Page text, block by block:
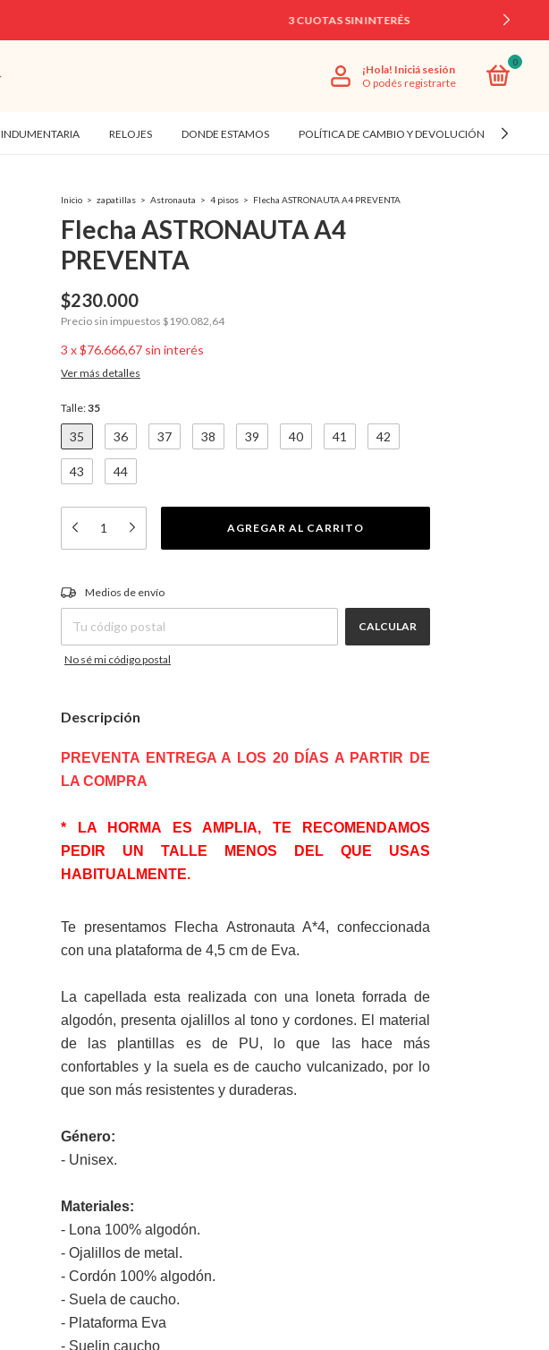
¡Hola! Iniciá sesión
O podés registrarte
0
INDUMENTARIA RELOJES DONDE ESTAMOS POLÍTICA DE CAMBIO Y DEVOLUCIÓN
Inicio > zapatillas > Astronauta > 4 pisos > Flecha ASTRONAUTA A4 PREVENTA
Flecha ASTRONAUTA A4
PREVENTA
$230.000
Precio sin impuestos $190.082,64
3 x$76.666,67 sin interés
Ver más detalles
Talle:35
35 36 37 38 39 40 41 42
43 44
Entregas para el CP:
Medios de envío
CALCULAR
No sé mi código postal
Descripción
PREVENTA ENTREGA A LOS 20 DÍAS A PARTIR DE
LA COMPRA
* LA HORMA ES AMPLIA, TE RECOMENDAMOS
PEDIR UN TALLE MENOS DEL QUE USAS
HABITUALMENTE.
Te presentamos Flecha Astronauta A*4, confeccionada
con una plataforma de 4,5 cm de Eva.
La capellada esta realizada con una loneta forrada de
algodón, presenta ojalillos al tono y cordones. El material
de las plantillas es de PU, lo que las hace más
confortables y la suela es de caucho vulcanizado, por lo
que son más resistentes y duraderas.
Género:
- Unisex.
Materiales:
- Lona 100% algodón.
- Ojalillos de metal.
- Cordón 100% algodón.
- Suela de caucho.
- Plataforma Eva
- Suelin caucho